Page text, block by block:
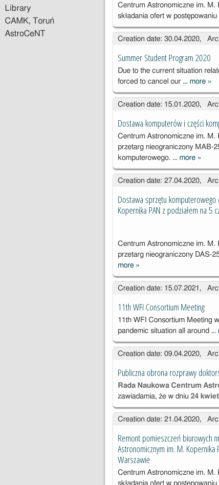
Library
CAMK, Toruń
AstroCeNT
Centrum Astronomiczne im.
składania ofert w
Creation date: 30.04.2020,
Summer Student Program 2020
Due to the current situation
forced to cancel our …more »
Creation date: 15.01.2020,
Dostawa komputerów i części
Centrum Astronomiczne im. M.
przetarg nieograniczony MAB-
komputerowego. … more
części
h
1/20
»
Creation date: 27.04.2020,
Dostawa sprzętu
Kopernika PAN z podziałem na 5
Centrum Astronomiczne im. M.
przetarg nieograniczony DAS-
more Dostawa
sprzętu
komputeroweg
Astronomiczne
go im. M.
Kopernika
PAN z
podziałem na 5
251-1/20)
»
Creation date: 15.07.2021,
11th WFI Consortium Meeting
11th WFI Consortium Meeting
pandemic situation all around …
Creation date: 09.04.2020,
Publiczna obrona rozprawy
Rada Naukowa Centrum
zawiadamia, że w dniu 24
Creation date: 21.04.2020,
Remont pomieszczeń biurowych
Astronomicznym im. M.
Warszawie
Centrum Astronomiczne im.
składania ofert w